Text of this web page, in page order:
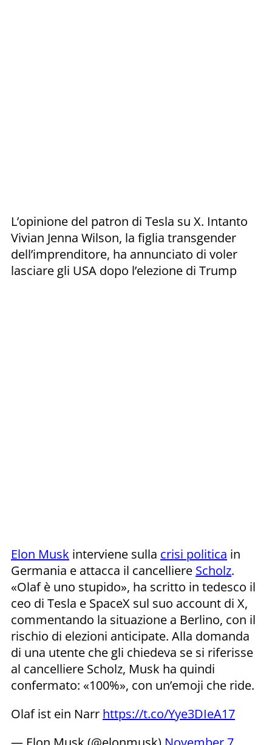
L’opinione del patron di Tesla su X. Intanto
Vivian Jenna Wilson, la figlia transgender
dell’imprenditore, ha annunciato di voler
lasciare gli USA dopo l’elezione di Trump
Elon Musk interviene sulla crisi politica in
Germania e attacca il cancelliere Scholz.
«Olaf è uno stupido», ha scritto in tedesco il
ceo di Tesla e SpaceX sul suo account di X,
commentando la situazione a Berlino, con il
rischio di elezioni anticipate. Alla domanda
di una utente che gli chiedeva se si riferisse
al cancelliere Scholz, Musk ha quindi
confermato: «100%», con un’emoji che ride.
Olaf ist ein Narr https://t.co/Yye3DIeA17